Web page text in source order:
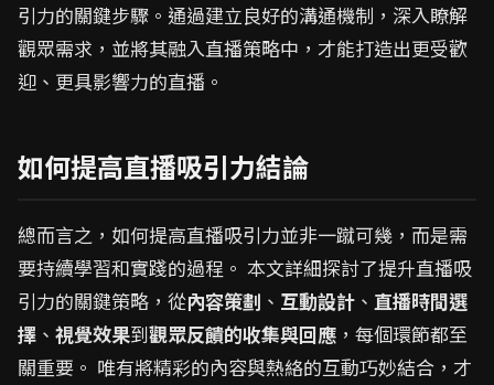
引力的關鍵步驟。通過建立良好的溝通機制，深入瞭解
觀眾需求，並將其融入直播策略中，才能打造出更受歡
迎、更具影響力的直播。
如何提高直播吸引力結論
總而言之，如何提高直播吸引力並非一蹴可幾，而是需
要持續學習和實踐的過程。 本文詳細探討了提升直播吸
引力的關鍵策略，從內容策劃 、 互動設計 、 直播時間選
擇 、 視覺效果到觀眾反饋的收集與回應 ，每個環節都至
關重要。 唯有將精彩的內容與熱絡的互動巧妙結合，才